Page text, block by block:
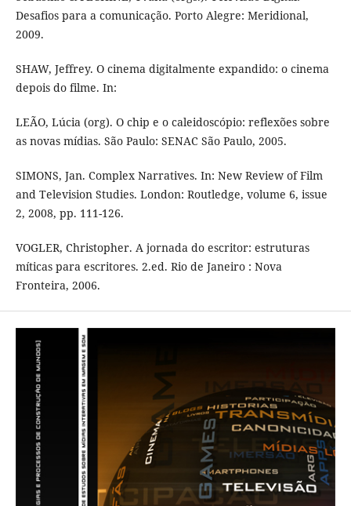
Desafios para a comunicação. Porto Alegre: Meridional,
2009.
SHAW, Jeffrey. O cinema digitalmente expandido: o cinema
depois do filme. In:
LEÃO, Lúcia (org). O chip e o caleidoscópio: reflexões sobre
as novas mídias. São Paulo: SENAC São Paulo, 2005.
SIMONS, Jan. Complex Narratives. In: New Review of Film
and Television Studies. London: Routledge, volume 6, issue
2, 2008, pp. 111-126.
VOGLER, Christopher. A jornada do escritor: estruturas
míticas para escritores. 2.ed. Rio de Janeiro : Nova
Fronteira, 2006.